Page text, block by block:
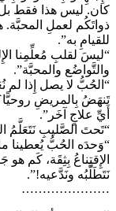
كان. ليس هذا فقط بل
ذواتَكُم لعملِ المحبَّة.
للقيامِ به”.
“ليسَ لقلبِ مُعلِّمِنا
والتَّواضُع والمحبَّة”.
“الحُبُّ لا يصل إِذا لم
تَنهَضُ بِالمريضِ
أَيِّ علاجٍ آخَر”.
“تَحتَ الصَّليبِ نَتَعَلَّمُ
“وَحدَه الحُبُّ يُعطينا
الإِقتِناعُ بِثِقَة، كَم
نَتَطَلَّبُه ونَدَّعيه!”.
…………………